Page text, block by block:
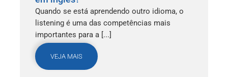
Quando se está aprendendo outro idioma, o
listening é uma das competências mais
importantes para a [...]
VEJA MAIS